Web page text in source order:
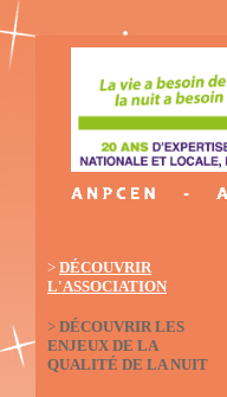
> DÉCOUVRIR
L'ASSOCIATION
> DÉCOUVRIR LES
ENJEUX DE LA
QUALITÉ DE LA NUIT